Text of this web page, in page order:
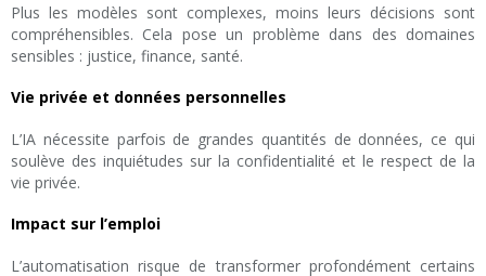
Plus les modèles sont complexes, moins leurs décisions sont
compréhensibles. Cela pose un problème dans des domaines
sensibles : justice, finance, santé.
Vie privée et données personnelles
L’IA nécessite parfois de grandes quantités de données, ce qui
soulève des inquiétudes sur la confidentialité et le respect de la
vie privée.
Impact sur l’emploi
L’automatisation risque de transformer profondément certains